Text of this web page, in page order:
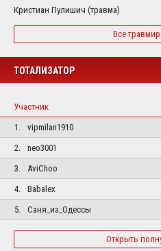
Кристиан Пулишич (травма)
Все
ТОТАЛИЗАТОР
Участник
1.
vipmilan1910
2.
neo3001
3.
AviChoo
4.
Babalex
5.
Саня_из_Одессы
Открыть